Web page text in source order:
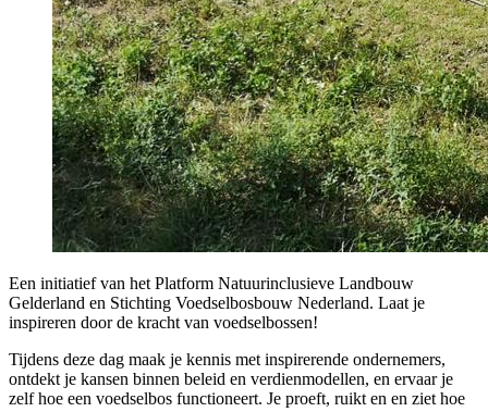
Een initiatief van het Platform Natuurinclusieve Landbouw
Gelderland en Stichting Voedselbosbouw Nederland. Laat je
inspireren door de kracht van voedselbossen!
Tijdens deze dag maak je kennis met inspirerende ondernemers,
ontdekt je kansen binnen beleid en verdienmodellen, en ervaar je
zelf hoe een voedselbos functioneert. Je proeft, ruikt en en ziet hoe